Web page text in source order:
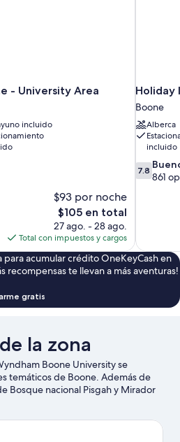
- University Area
incluido
$93 por noche
El
precio
actual
es
de
$105
$105 en total
27 ago. - 28 ago.
Total con impuestos y cargos
Holiday
Boone
Alberca
incluido
7.8
de
7.8
861
para acumular crédito OneKeyCash en
recompensas te llevan a más aventuras!
gratis
la zona
Boone University se
temáticos de Boone. Además de
Bosque nacional Pisgah y Mirador
deseen hacer una actividad
estás en la ciudad?